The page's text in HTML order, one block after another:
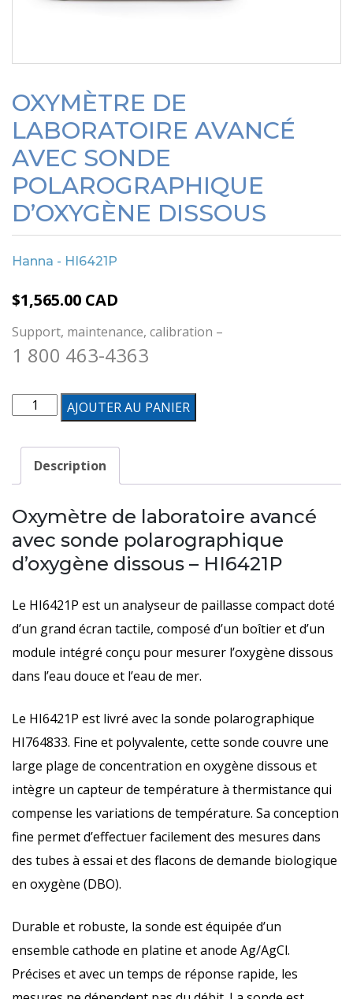
OXYMÈTRE DE
LABORATOIRE AVANCÉ
AVEC SONDE
POLAROGRAPHIQUE
D’OXYGÈNE DISSOUS
Hanna - HI6421P
$1,565.00 CAD
Support, maintenance, calibration –
1 800 463-4363
quantité
Oxymètre
avancé
avec
sonde
dissous
AJOUTER AU PANIER
Description
Oxymètre de laboratoire avancé
avec sonde polarographique
d’oxygène dissous – HI6421P
Le HI6421P est un analyseur de paillasse compact doté
d’un grand écran tactile, composé d’un boîtier et d’un
module intégré conçu pour mesurer l’oxygène dissous
dans l’eau douce et l’eau de mer.
Le HI6421P est livré avec la sonde polarographique
HI764833. Fine et polyvalente, cette sonde couvre une
large plage de concentration en oxygène dissous et
intègre un capteur de température à thermistance qui
compense les variations de température. Sa conception
fine permet d’effectuer facilement des mesures dans
des tubes à essai et des flacons de demande biologique
en oxygène (DBO).
Durable et robuste, la sonde est équipée d’un
ensemble cathode en platine et anode Ag/AgCl.
Précises et avec un temps de réponse rapide, les